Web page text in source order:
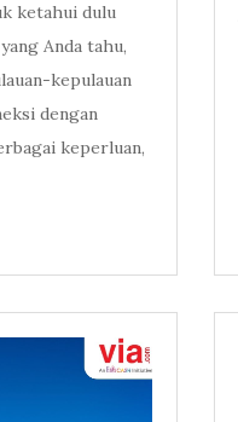
ketahui dulu
Anda tahu,
kepulauan
dengan
keperluan,